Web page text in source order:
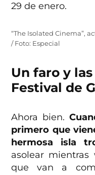
29 de enero.
“The Isolated Cinema”,
/ Foto: Especial
Un faro y
Festival de
Ahora bien.
primero que
hermosa isla
asolear mientras
que van a